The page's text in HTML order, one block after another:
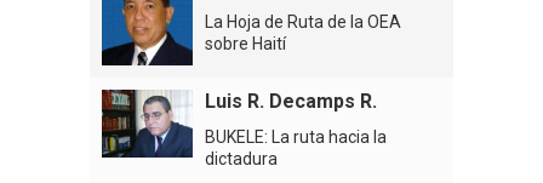
La Hoja de Ruta de la OEA
sobre Haití
Luis R. Decamps R.
BUKELE: La ruta hacia la
dictadura